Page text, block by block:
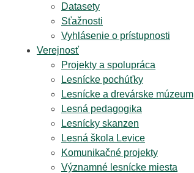
Datasety
Sťažnosti
Vyhlásenie o prístupnosti
Verejnosť
Projekty a spolupráca
Lesnícke pochúťky
Lesnícke a drevárske múzeum
Lesná pedagogika
Lesnícky skanzen
Lesná škola Levice
Komunikačné projekty
Významné lesnícke miesta